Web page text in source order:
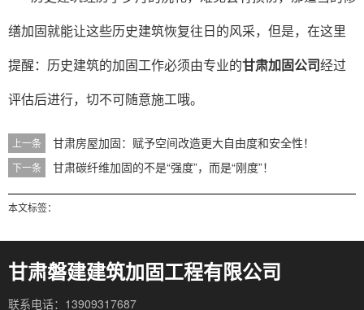
缮加固就能让这些历史建筑恢复往日的风采，但是，在这里
提醒：历史建筑的加固工作必须由专业的甘肃加固公司经过
评估后进行，切不可随意施工哦。
上一条 甘肃房屋加固：赋予空间改造更大自由度和安全性！
下一条 甘肃碳纤维加固的不是“强度”，而是“刚度”！
本文标签：
甘肃磐建建筑加固工程有限公司
联系电话：13909317687